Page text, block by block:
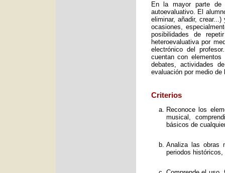
En la mayor parte de
autoevaluativo. El
eliminar, añadir,
ocasiones,
posibilidades de
heteroevaluativa por
electrónico del
cuentan con
debates, actividades
evaluación por medio
Criterios
Reconoce los
musical,
básicos de
Analiza las obras
periodos